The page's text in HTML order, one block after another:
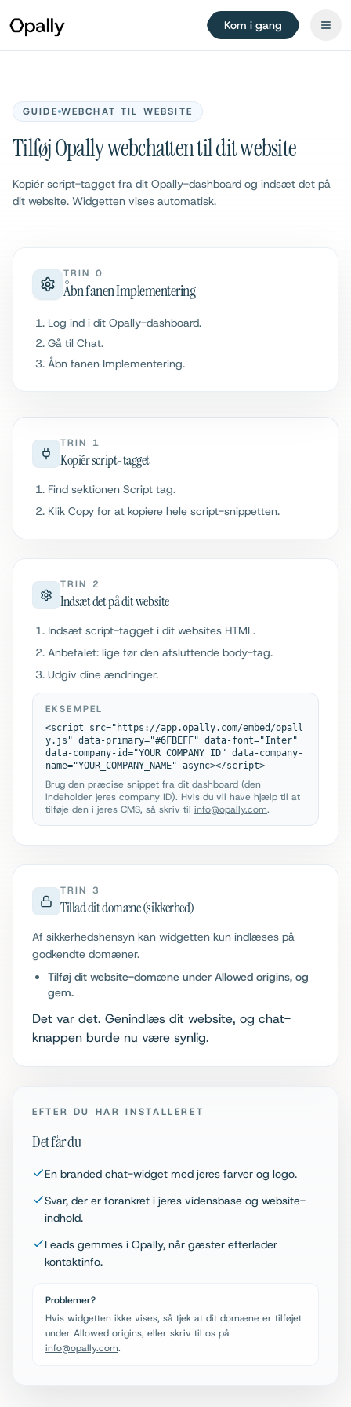
Kom i gang
GUIDE WEBCHAT TIL WEBSITE
Tilføj Opally webchatten til dit website
Kopiér script-tagget fra dit Opally-dashboard og indsæt det på
dit website. Widgetten vises automatisk.
TRIN 0
Åbn fanen Implementering
Log ind i dit Opally-dashboard.
Gå til Chat.
Åbn fanen Implementering.
TRIN 1
Kopiér script-tagget
Find sektionen Script tag.
Klik Copy for at kopiere hele script-snippetten.
TRIN 2
Indsæt det på dit website
Indsæt script-tagget i dit websites HTML.
Anbefalet: lige før den afsluttende body-tag.
Udgiv dine ændringer.
EKSEMPEL
<script src="https://app.opally.com/embed/opall
y.js" data-primary="#6FBEFF" data-font="Inter"
data-company-id="YOUR_COMPANY_ID" data-company-
name="YOUR_COMPANY_NAME" async></script>
Brug den præcise snippet fra dit dashboard (den
indeholder jeres company ID). Hvis du vil have hjælp til at
tilføje den i jeres CMS, så skriv til info@opally.com.
TRIN 3
Tillad dit domæne (sikkerhed)
Af sikkerhedshensyn kan widgetten kun indlæses på
godkendte domæner.
Tilføj dit website-domæne under Allowed origins, og
gem.
Det var det. Genindlæs dit website, og chat-
knappen burde nu være synlig.
EFTER DU HAR INSTALLERET
Det får du
En branded chat-widget med jeres farver og logo.
Svar, der er forankret i jeres vidensbase og website-
indhold.
Leads gemmes i Opally, når gæster efterlader
kontaktinfo.
Problemer?
Hvis widgetten ikke vises, så tjek at dit domæne er tilføjet
under Allowed origins, eller skriv til os på
info@opally.com.